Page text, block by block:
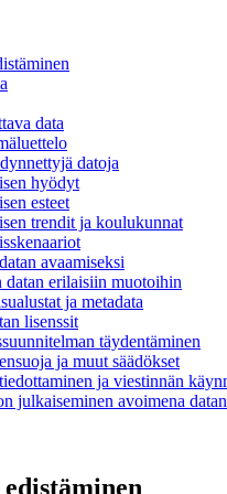
data
datoja
hyödyt
esteet
trendit ja koulukunnat
avaamiseksi
datan erilaisiin muotoihin
ja metadata
lisenssit
täydentäminen
ja muut säädökset
ja viestinnän
julkaiseminen avoimena